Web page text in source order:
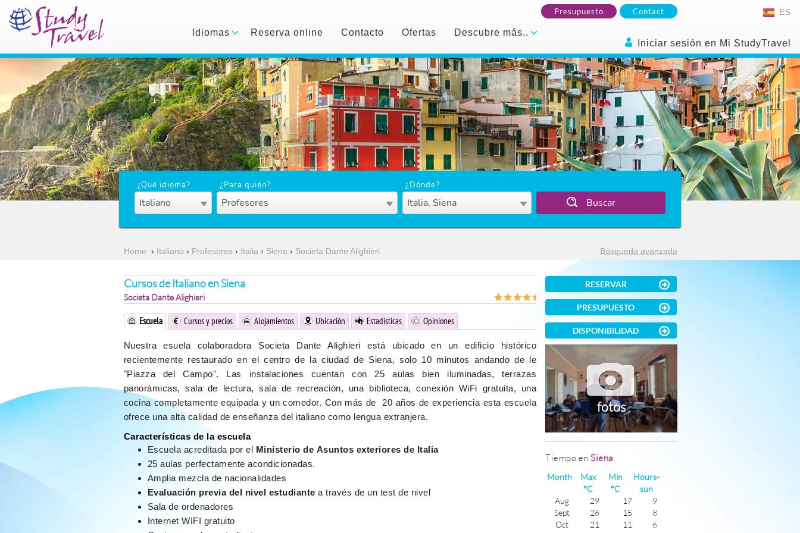
Presupuesto Contact ES
Iniciar sesión en Mi StudyTravel
Idiomas Reserva online Contacto Ofertas Descubre más..
¿Qué idioma?
Italiano
¿Para quién?
Profesores
¿Dónde?
Italia, Siena Buscar
Home › Italiano › Profesores› Italia › Siena › Societa Dante Alighieri Búsqueda avanzada
Cursos de Italiano en Siena
Societa Dante Alighieri
Escuela Cursos y precios Alojamientos Ubicación Estadísticas Opiniones
Nuestra esuela colaboradora Societa Dante Alighieri está ubicado en un edificio histórico
recientemente restaurado en el centro de la ciudad de Siena, solo 10 minutos andando de le
"Piazza del Campo".
Las instalaciones cuentan con 25 aulas bien iluminadas, terrazas
panorámicas, sala de lectura, sala de recreación, una biblioteca, conexión WiFi gratuita, una
cocina completamente equipada y un comedor. Con más de 20 años de experiencia esta escuela
ofrece una alta calidad de enseñanza del italiano como lengua extranjera.
Características de la escuela
Escuela acreditada por el Ministerio de Asuntos exteriores de Italia
25 aulas perfectamente acondicionadas.
Amplia mezcla de nacionalidades
Evaluación previa del nivel estudiante a través de un test de nivel
Sala de ordenadores
Internet WIFI gratuito
RESERVAR
PRESUPUESTO
DISPONIBILIDAD
fotos
Tiempo enSiena
Month
Max
°C
Min
°C
Hours-
sun
Aug
29 17
9
Sept
26 15
8
Oct
21 11
6